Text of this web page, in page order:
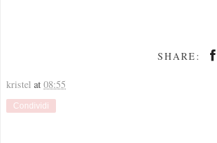
SHARE:
kristel at 08:55
Condividi